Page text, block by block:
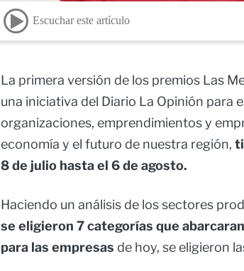
Escuchar este artículo
La primera versión de los premios Las
una iniciativa del Diario La Opinión para
organizaciones, emprendimientos y
economía y el futuro de nuestra región,
8 de julio hasta el 6 de agosto.
Haciendo un análisis de los sectores
se eligieron 7 categorías que
para las empresas de hoy, se eligieron